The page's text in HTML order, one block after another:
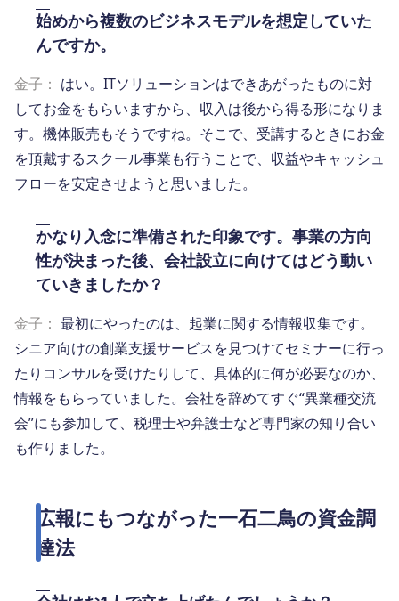
始めから複数のビジネスモデルを想定していた
んですか。
金子： はい。ITソリューションはできあがったものに対
してお金をもらいますから、収入は後から得る形になりま
す。機体販売もそうですね。そこで、受講するときにお金
を頂戴するスクール事業も行うことで、収益やキャッシュ
フローを安定させようと思いました。
かなり入念に準備された印象です。事業の方向
性が決まった後、会社設立に向けてはどう動い
ていきましたか？
金子： 最初にやったのは、起業に関する情報収集です。
シニア向けの創業支援サービスを見つけてセミナーに行っ
たりコンサルを受けたりして、具体的に何が必要なのか、
情報をもらっていました。会社を辞めてすぐ“異業種交流
会”にも参加して、税理士や弁護士など専門家の知り合い
も作りました。
広報にもつながった一石二鳥の資金調
達法